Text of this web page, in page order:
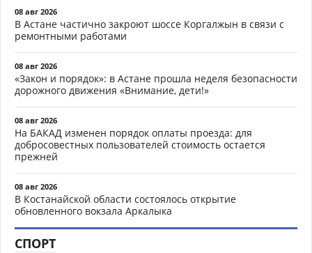
08 авг 2026
В Астане частично закроют шоссе Коргалжын в связи с
ремонтными работами
08 авг 2026
«Закон и порядок»: в Астане прошла неделя безопасности
дорожного движения «Внимание, дети!»
08 авг 2026
На БАКАД изменен порядок оплаты проезда: для
добросовестных пользователей стоимость остается
прежней
08 авг 2026
В Костанайской области состоялось открытие
обновленного вокзала Аркалыка
СПОРТ